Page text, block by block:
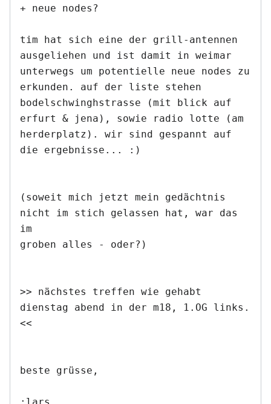
+ neue nodes?
tim hat sich eine der grill-antennen
ausgeliehen und ist damit in weimar
unterwegs um potentielle neue nodes zu
erkunden. auf der liste stehen
bodelschwinghstrasse (mit blick auf
erfurt & jena), sowie radio lotte (am
herderplatz). wir sind gespannt auf
die ergebnisse... :)
(soweit mich jetzt mein gedächtnis
nicht im stich gelassen hat, war das
im
groben alles - oder?)
>> nächstes treffen wie gehabt
dienstag abend in der m18, 1.OG links.
<<
beste grüsse,